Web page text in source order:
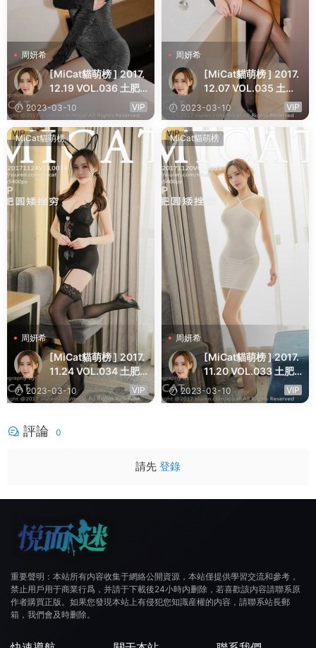
周妍希
[MiCat貓萌榜 ] 2017.
12.19 VOL.036 土肥
圓矮挫窮
2023-03-10 VIP
周妍希
[MiCat貓萌榜 ] 2017.
12.07 VOL.035 土肥
圓矮挫窮
2023-03-10 VIP
MiCat貓萌榜
周妍希
[MiCat貓萌榜 ] 2017.
11.24 VOL.034 土肥
圓矮挫窮
2023-03-10 VIP
VIP MiCat貓萌榜
周妍希
[MiCat貓萌榜 ] 2017.
11.20 VOL.033 土肥
圓矮挫窮
2023-03-10 VIP
VIP
評論 0
請先 登錄
重要聲明：本站所有内容收集于網絡公開資源，本站僅提供學習交流和參考，
禁止用戶用于商業行爲，并請于下載後24小時内删除，若喜歡該内容請聯系原
作者購買正版。如果您發現本站上有侵犯您知識産權的内容，請聯系站長郵
箱，我們會及時删除。